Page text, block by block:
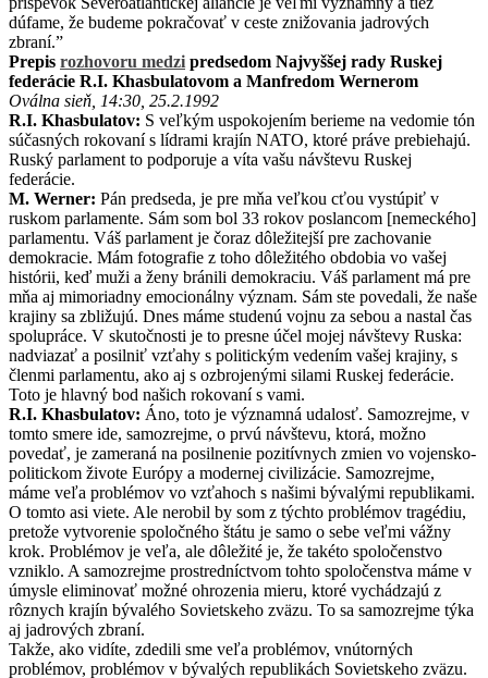
dúfame, že budeme pokračovať v ceste znižovania jadrových
zbraní.”
Prepis rozhovoru medzi predsedom Najvyššej rady Ruskej
federácie R.I. Khasbulatovom a Manfredom Wernerom
Oválna sieň, 14:30, 25.2.1992
R.I. Khasbulatov: S veľkým uspokojením berieme na vedomie tón
súčasných rokovaní s lídrami krajín NATO, ktoré práve prebiehajú.
Ruský parlament to podporuje a víta vašu návštevu Ruskej
federácie.
M. Werner: Pán predseda, je pre mňa veľkou cťou vystúpiť v
ruskom parlamente. Sám som bol 33 rokov poslancom [nemeckého]
parlamentu. Váš parlament je čoraz dôležitejší pre zachovanie
demokracie. Mám fotografie z toho dôležitého obdobia vo vašej
histórii, keď muži a ženy bránili demokraciu. Váš parlament má pre
mňa aj mimoriadny emocionálny význam. Sám ste povedali, že naše
krajiny sa zbližujú. Dnes máme studenú vojnu za sebou a nastal čas
spolupráce. V skutočnosti je to presne účel mojej návštevy Ruska:
nadviazať a posilniť vzťahy s politickým vedením vašej krajiny, s
členmi parlamentu, ako aj s ozbrojenými silami Ruskej federácie.
Toto je hlavný bod našich rokovaní s vami.
R.I. Khasbulatov: Áno, toto je významná udalosť. Samozrejme, v
tomto smere ide, samozrejme, o prvú návštevu, ktorá, možno
povedať, je zameraná na posilnenie pozitívnych zmien vo vojensko-
politickom živote Európy a modernej civilizácie. Samozrejme,
máme veľa problémov vo vzťahoch s našimi bývalými republikami.
O tomto asi viete. Ale nerobil by som z týchto problémov tragédiu,
pretože vytvorenie spoločného štátu je samo o sebe veľmi vážny
krok. Problémov je veľa, ale dôležité je, že takéto spoločenstvo
vzniklo. A samozrejme prostredníctvom tohto spoločenstva máme v
úmysle eliminovať možné ohrozenia mieru, ktoré vychádzajú z
rôznych krajín bývalého Sovietskeho zväzu. To sa samozrejme týka
aj jadrových zbraní.
Takže, ako vidíte, zdedili sme veľa problémov, vnútorných
problémov, problémov v bývalých republikách Sovietskeho zväzu.